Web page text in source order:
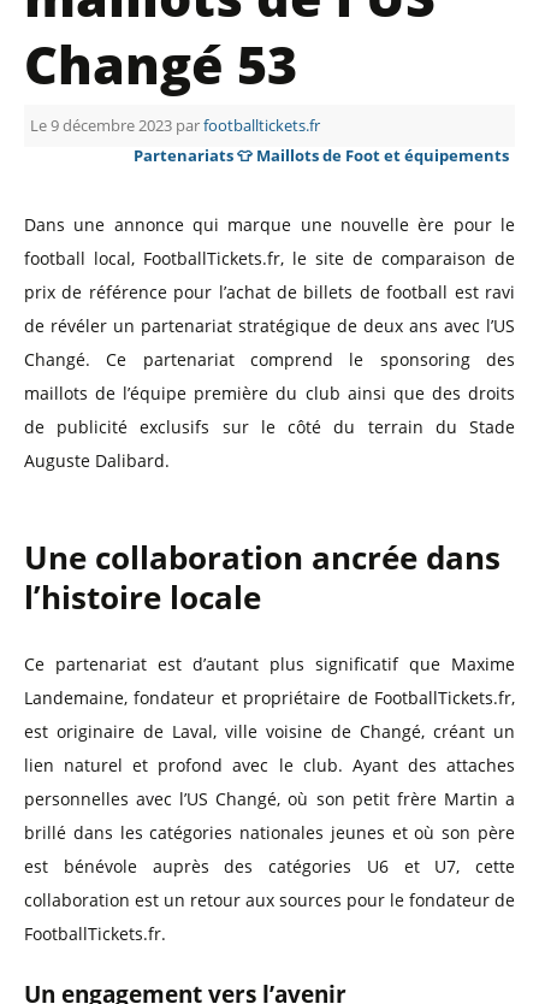
Changé 53
Le 9 décembre 2023 parfootballtickets.fr
👕 Maillots de Foot et équipements
Partenariats
Dans une annonce qui marque une nouvelle ère pour le
football local, FootballTickets.fr, le site de comparaison de
prix de référence pour l’achat de billets de football est ravi
de révéler un partenariat stratégique de deux ans avec l’US
Changé. Ce partenariat comprend le sponsoring des
maillots de l’équipe première du club ainsi que des droits
de publicité exclusifs sur le côté du terrain du Stade
Auguste Dalibard.
Une collaboration ancrée dans
l’histoire locale
Ce partenariat est d’autant plus significatif que Maxime
Landemaine, fondateur et propriétaire de FootballTickets.fr,
est originaire de Laval, ville voisine de Changé, créant un
lien naturel et profond avec le club. Ayant des attaches
personnelles avec l’US Changé, où son petit frère Martin a
brillé dans les catégories nationales jeunes et où son père
est bénévole auprès des catégories U6 et U7, cette
collaboration est un retour aux sources pour le fondateur de
FootballTickets.fr.
Un engagement vers l’avenir